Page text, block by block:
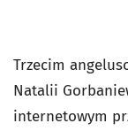
Trzecim
Natalii
internetowym